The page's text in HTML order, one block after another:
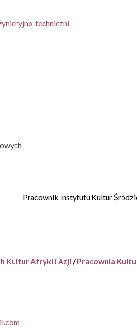
techniczni
Pracownik Instytutu Kultur
Kultur Afryki i Azji /Pracownia